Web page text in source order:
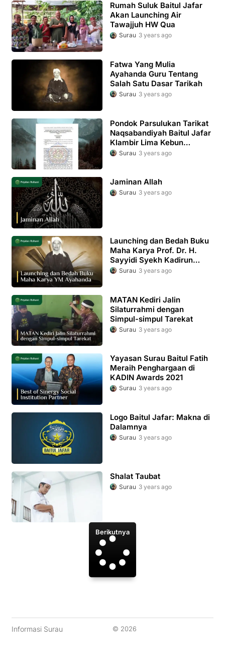
Surau 3 years ago
Rumah Suluk Baitul Jafar
Akan Launching Air
Tawajjuh HW Qua
Surau 3 years ago
Fatwa Yang Mulia
Ayahanda Guru Tentang
Salah Satu Dasar Tarikah
Surau 3 years ago
Pondok Parsulukan Tarikat
Naqsabandiyah Baitul Jafar
Klambir Lima Kebun
Sebagai Upaya Peningkatan
Surau 3 years ago
Jaminan Allah
Surau 3 years ago
Launching dan Bedah Buku
Maha Karya Prof. Dr. H.
Sayyidi Syekh Kadirun
Yahya MA, M.Sc
Surau 3 years ago
MATAN Kediri Jalin
Silaturrahmi dengan
Simpul-simpul Tarekat
Surau 3 years ago
Yayasan Surau Baitul Fatih
Meraih Penghargaan di
KADIN Awards 2021
Surau 3 years ago
Logo Baitul Jafar: Makna di
Dalamnya
Surau 3 years ago
Shalat Taubat
Berikutnya
Informasi Surau © 2026